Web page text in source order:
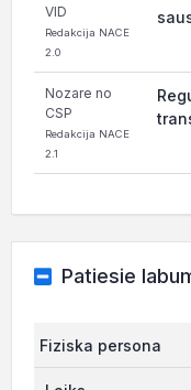
VID
Redakcija NACE
2.0
Nozare no
CSP
Redakcija NACE
2.1
Patiesie
Fiziska persona